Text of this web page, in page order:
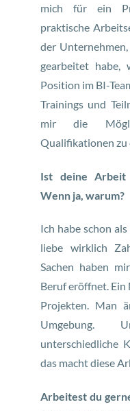
mich für ein
praktische
der
gearbeitet
Position im BI-
Trainings und
mir die
Qualifikationen zu
Ist deine Arbeit
Wenn ja, warum?
Ich habe schon
liebe wirklich
Sachen haben
Beruf eröffnet.
Projekten. Man
Umgebung.
unterschiedliche
das macht diese
Arbeitest du